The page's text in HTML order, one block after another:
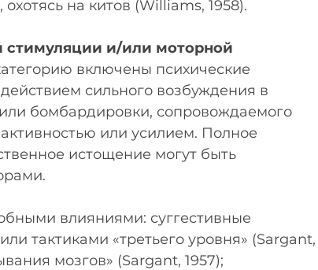
на китов (Williams, 1958).
и/или моторной
включены психические
сильного возбуждения в
бомбардировки, сопровождаемого
или усилием. Полное
истощение могут быть
влияниями: суггестивные
тактиками «третьего уровня» (Sargant,
мозгов» (Sargant, 1957);